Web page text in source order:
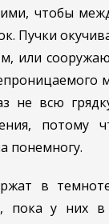
чтобы
Пучки
или
не всю
потому
понемногу.
в
у них в